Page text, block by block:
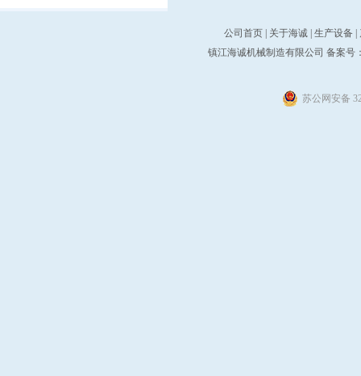
公司首页| 关于海诚 生产设备|
镇江海诚机械制造有限公司 备案号
苏公网安备